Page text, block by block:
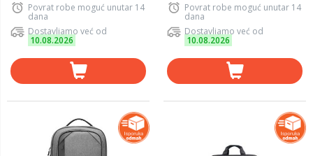
Povrat robe moguć unutar 14
dana
Dostavljamo već od
10.08.2026
Povrat robe moguć unutar 14
dana
Dostavljamo već od
10.08.2026